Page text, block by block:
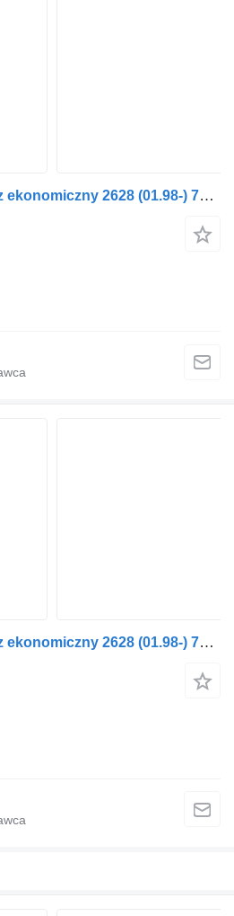
Spojler Mercedes-Benz ekonomiczny 2628 (01.98-) 77700483 do ciągnika siodłowego Mercedes-Benz Econic (1998-2014)
Spojler Mercedes-Benz ekonomiczny 2628 (01.98-) 77700482 do ciągnika siodłowego Mercedes-Benz Econic (1998-2014)